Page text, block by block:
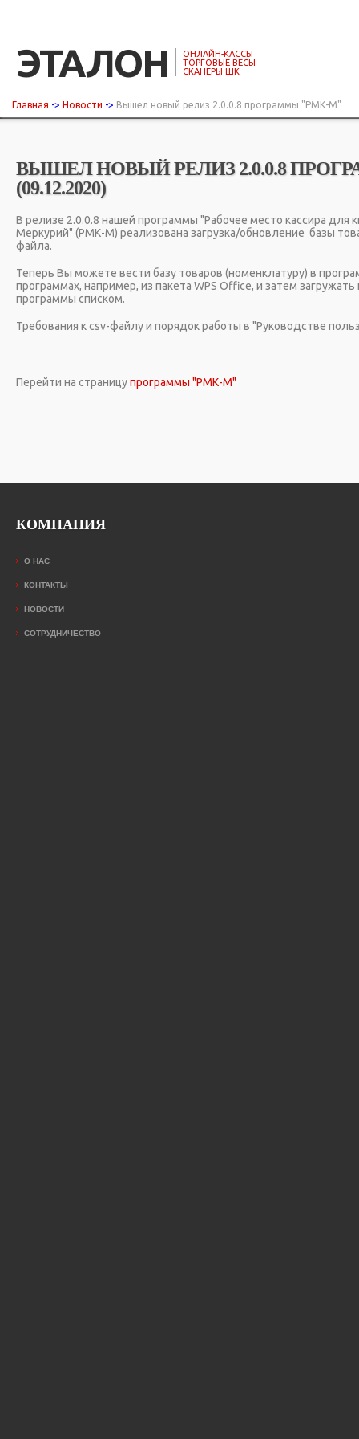
ЭТАЛОН
ОНЛАЙН-КАССЫ
ТОРГОВЫЕ ВЕСЫ
СКАНЕРЫ ШК
Главная -> Новости -> Вышел новый релиз 2.0.0.8 программы "РМК-М"
ВЫШЕЛ НОВЫЙ РЕЛИЗ 2.0.0.8
(09.12.2020)
В релизе 2.0.0.8 нашей программы "Рабочее место кассира для
Меркурий" (РМК-М) реализована загрузка/обновление базы
файла.
Теперь Вы можете вести базу товаров (номенклатуру) в
программах, например, из пакета WPS Office, и затем
программы списком.
Требования к csv-файлу и порядок работы в "Руководстве
Перейти на страницупрограммы "РМК-М"
КОМПАНИЯ
О НАС
КОНТАКТЫ
НОВОСТИ
СОТРУДНИЧЕСТВО